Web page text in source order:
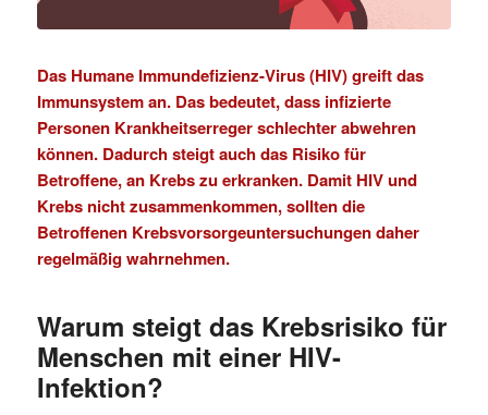
Das Humane Immundefizienz-Virus (HIV) greift das
Immunsystem an. Das bedeutet, dass infizierte
Personen Krankheitserreger schlechter abwehren
können. Dadurch steigt auch das Risiko für
Betroffene, an Krebs zu erkranken. Damit HIV und
Krebs nicht zusammenkommen, sollten die
Betroffenen Krebsvorsorgeuntersuchungen daher
regelmäßig wahrnehmen.
Warum steigt das Krebsrisiko für
Menschen mit einer HIV-
Infektion?